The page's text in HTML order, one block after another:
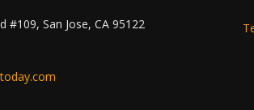
#109, San Jose, CA 95122